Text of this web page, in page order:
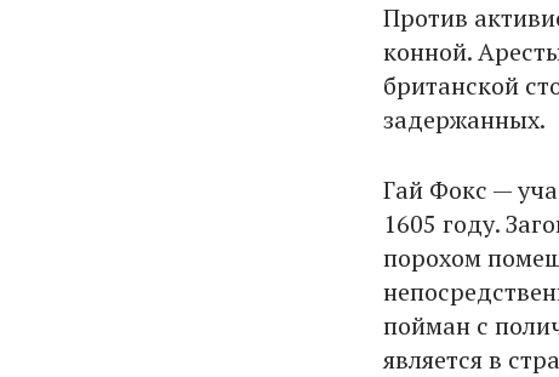
Против
конной.
британской
задержанных.
Гай Фокс —
1605 году.
порохом
пойман с
является в